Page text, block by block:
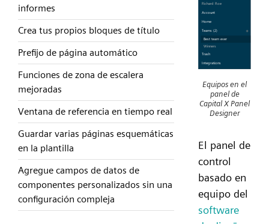
informes
Crea tus propios bloques de título
Prefijo de página automático
Funciones de zona de escalera
mejoradas
Ventana de referencia en tiempo real
Guardar varias páginas esquemáticas
en la plantilla
Agregue campos de datos de
componentes personalizados sin una
configuración compleja
Equipos en el
panel de
Capital X Panel
Designer
El panel de
control
basado en
equipo del
software